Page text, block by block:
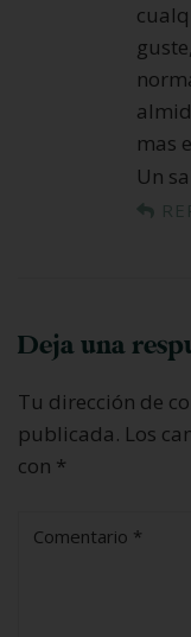
mas
Un
Deja una
Tu dirección de
publicada. Los
con *